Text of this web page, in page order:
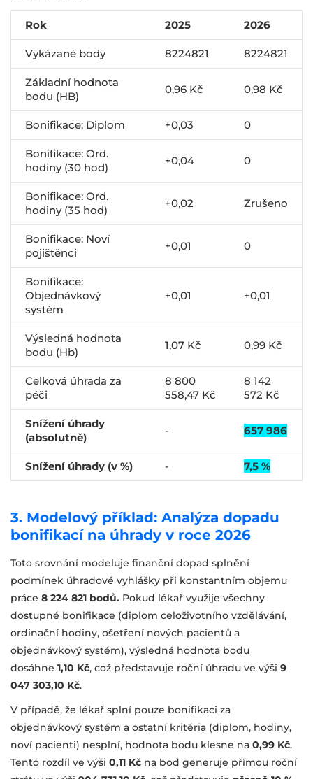
Rok 2025 2026
Vykázané body 8224821 8224821
Základní hodnota
bodu (HB)
0,96 Kč 0,98 Kč
Bonifikace: Diplom +0,03 0
Bonifikace: Ord.
hodiny (30 hod)
+0,04 0
Bonifikace: Ord.
hodiny (35 hod)
+0,02 Zrušeno
Bonifikace: Noví
pojištěnci
+0,01 0
Bonifikace:
Objednávkový
systém
+0,01 +0,01
Výsledná hodnota
bodu (Hb)
1,07 Kč 0,99 Kč
Celková úhrada za
péči
8 800
558,47 Kč
8 142
572 Kč
Snížení úhrady
(absolutně)
- 657 986
Snížení úhrady (v %) - 7,5 %
3. Modelový příklad: Analýza dopadu
bonifikací na úhrady v roce 2026
Toto srovnání modeluje finanční dopad splnění
podmínek úhradové vyhlášky při konstantním objemu
práce 8 224 821 bodů. Pokud lékař využije všechny
dostupné bonifikace (diplom celoživotního vzdělávání,
ordinační hodiny, ošetření nových pacientů a
objednávkový systém), výsledná hodnota bodu
dosáhne 1,10 Kč, což představuje roční úhradu ve výši 9
047 303,10 Kč.
V případě, že lékař splní pouze bonifikaci za
objednávkový systém a ostatní kritéria (diplom, hodiny,
noví pacienti) nesplní, hodnota bodu klesne na 0,99 Kč.
Tento rozdíl ve výši 0,11 Kč na bod generuje přímou roční